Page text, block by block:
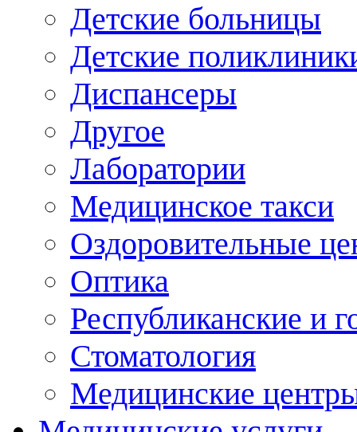
Детские больницы
Детские
Диспансеры
Другое
Лаборатории
Медицинское такси
Оздоровительные
Оптика
Республиканские и
Стоматология
Медицинские